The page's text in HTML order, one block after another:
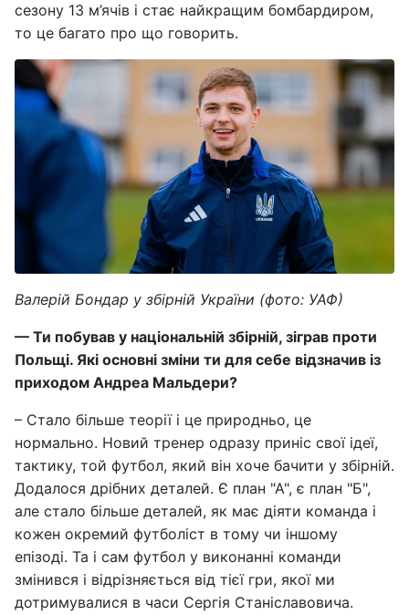
сезону 13 м’ячів і стає найкращим бомбардиром,
то це багато про що говорить.
Валерій Бондар у збірній України (фото: УАФ)
— Ти побував у національній збірній, зіграв проти
Польщі. Які основні зміни ти для себе відзначив із
приходом Андреа Мальдери?
– Стало більше теорії і це природньо, це
нормально. Новий тренер одразу приніс свої ідеї,
тактику, той футбол, який він хоче бачити у збірній.
Додалося дрібних деталей. Є план "А", є план "Б",
але стало більше деталей, як має діяти команда і
кожен окремий футболіст в тому чи іншому
епізоді. Та і сам футбол у виконанні команди
змінився і відрізняється від тієї гри, якої ми
дотримувалися в часи Сергія Станіславовича.